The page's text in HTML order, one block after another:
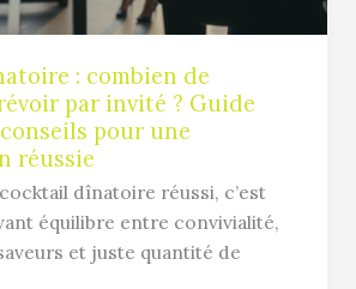
: combien de
par invité ? Guide
pour une
réussie
dînatoire réussi, c’est
équilibre entre convivialité,
et juste quantité de